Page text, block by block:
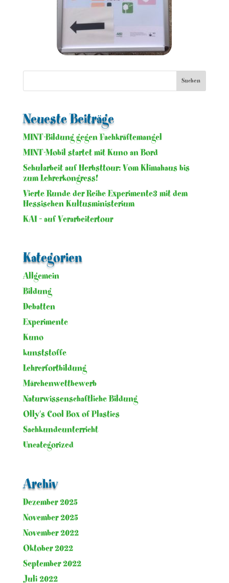
Neueste Beiträge
MINT-Bildung gegen Fachkräftemangel
MINT-Mobil startet mit Kuno an Bord
Schularbeit auf Herbsttour: Vom Klimahaus bis
zum Lehrerkongress!
Vierte Runde der Reihe Experimente3 mit dem
Hessischen Kultusministerium
KAI – auf Verarbeitertour
Kategorien
Allgemein
Bildung
Debatten
Experimente
Kuno
kunststoffe
Lehrerfortbildung
Märchenwettbewerb
Naturwissenschaftliche Bildung
Olly's Cool Box of Plastics
Sachkundeunterricht
Uncategorized
Archiv
Dezember 2025
November 2025
November 2022
Oktober 2022
September 2022
Juli 2022